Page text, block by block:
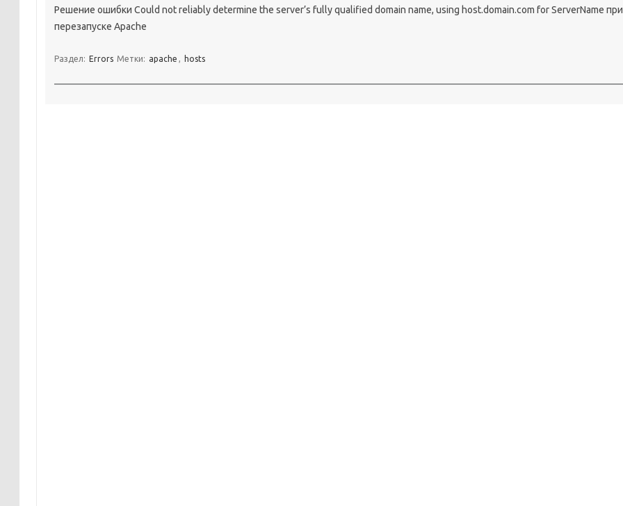
Решение ошибки Could not reliably determine the server’s fully qualified domain name, using host.domain.com for ServerName при
перезапуске Apache
Раздел: Errors Метки: apache , hosts